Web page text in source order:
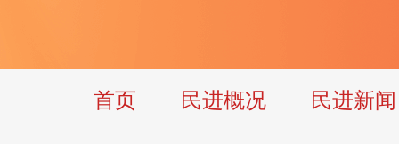
首页 民进概况 民进新闻